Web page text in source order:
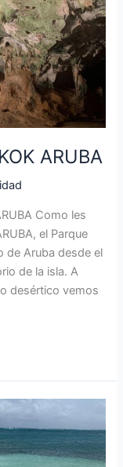
ARUBA
Como les
el Parque
de Aruba desde el
de la isla. A
desértico vemos